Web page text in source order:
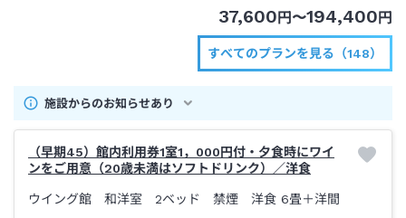
37,600 円 〜194,400 円
すべてのプランを見る（148）
施設からのお知らせあり
（早期45）館内利用券1室1，000円付・夕食時にワイ
ンをご用意（20歳未満はソフトドリンク）／洋食
ウイング館 和洋室 2ベッド 禁煙 洋食 6畳＋洋間